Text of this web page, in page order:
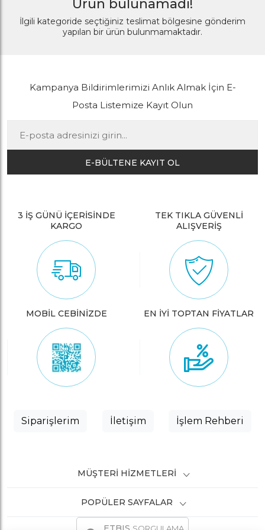
Ürün bulunamadı!
İlgili kategoride seçtiğiniz teslimat bölgesine gönderim
yapılan bir ürün bulunmamaktadır.
Kampanya Bildirimlerimizi Anlık Almak İçin E-
Posta Listemize Kayıt Olun
E-BÜLTENE KAYIT OL
3 İŞ GÜNÜ İÇERİSİNDE
KARGO
TEK TIKLA GÜVENLİ
ALIŞVERİŞ
MOBİL CEBİNİZDE EN İYİ TOPTAN FİYATLAR
Siparişlerim İletişim İşlem Rehberi
MÜŞTERI HIZMETLERI
POPÜLER SAYFALAR